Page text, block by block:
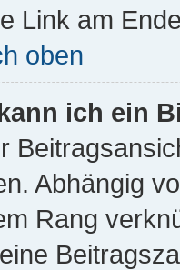
Link am
oben
ich ein
Abhängig
Rang